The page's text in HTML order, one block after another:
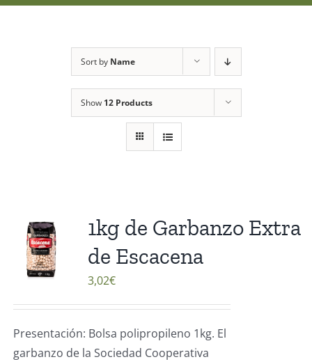
Access private
Sort by Name
Show 12 Products
1kg de Garbanzo Extra
de Escacena
3,02€
Presentación: Bolsa polipropileno 1kg. El
garbanzo de la Sociedad Cooperativa